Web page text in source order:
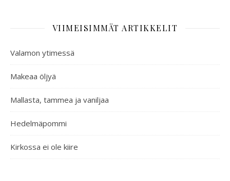
VIIMEISIMMÄT ARTIKKELIT
Valamon ytimessä
Makeaa öljyä
Mallasta, tammea ja vaniljaa
Hedelmäpommi
Kirkossa ei ole kiire